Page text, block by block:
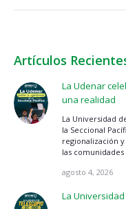
Artículos
La Udenar
una realidad
La Universidad
la Seccional
regionalización
las
agosto 4, 2026
La